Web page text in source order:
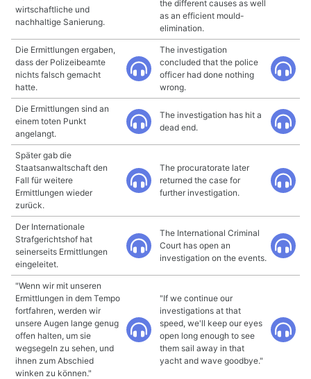
wirtschaftliche und
nachhaltige Sanierung.
the different causes as well
as an efficient mould-
elimination.
Die Ermittlungen ergaben,
dass der Polizeibeamte
nichts falsch gemacht
hatte.
The investigation
concluded that the police
officer had done nothing
wrong.
Die Ermittlungen sind an
einem toten Punkt
angelangt.
The investigation has hit a
dead end.
Später gab die
Staatsanwaltschaft den
Fall für weitere
Ermittlungen wieder
zurück.
The procuratorate later
returned the case for
further investigation.
Der Internationale
Strafgerichtshof hat
seinerseits Ermittlungen
eingeleitet.
The International Criminal
Court has open an
investigation on the events.
"Wenn wir mit unseren
Ermittlungen in dem Tempo
fortfahren, werden wir
unsere Augen lange genug
offen halten, um sie
wegsegeln zu sehen, und
ihnen zum Abschied
winken zu können."
"If we continue our
investigations at that
speed, we'll keep our eyes
open long enough to see
them sail away in that
yacht and wave goodbye."